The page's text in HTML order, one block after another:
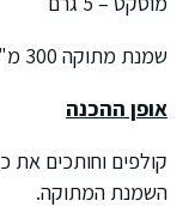
שמנת מתוקה 300 מ"ל
אופן ההכנה
קולפים וחותכים את
השמנת המתוקה.